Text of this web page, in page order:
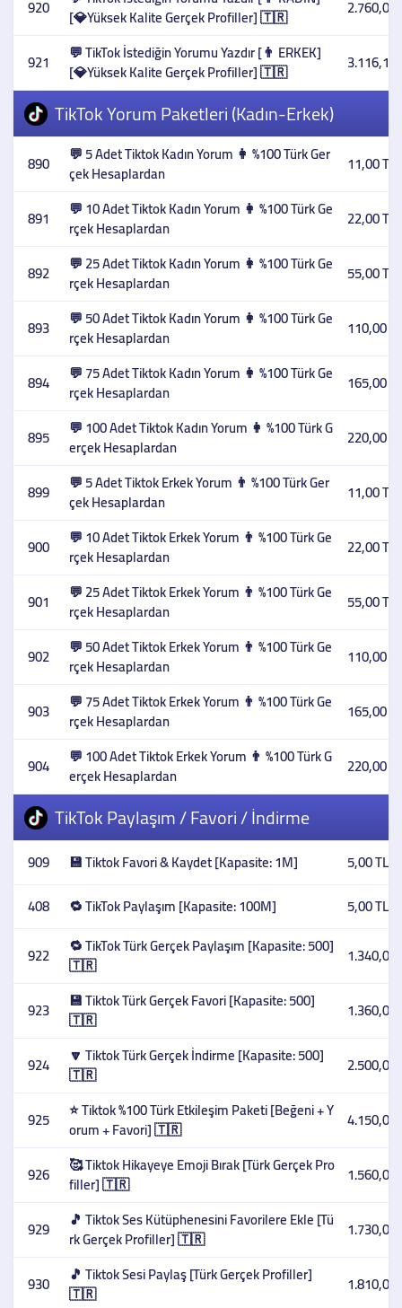
920 [💎Yüksek Kalite Gerçek Profiller] 🇹🇷 2.760,00
921 💬 TikTok İstediğin Yorumu Yazdır [👨 ERKEK]
[💎Yüksek Kalite Gerçek Profiller] 🇹🇷 3.116,10
TikTok Yorum Paketleri (Kadın-Erkek)
890 💬 5 Adet Tiktok Kadın Yorum 👩 %100 Türk Ger
çek Hesaplardan 11,00 TL
891 💬 10 Adet Tiktok Kadın Yorum 👩 %100 Türk Ge
rçek Hesaplardan 22,00 TL
892 💬 25 Adet Tiktok Kadın Yorum 👩 %100 Türk Ge
rçek Hesaplardan 55,00 TL
893 💬 50 Adet Tiktok Kadın Yorum 👩 %100 Türk Ge
rçek Hesaplardan 110,00 TL
894 💬 75 Adet Tiktok Kadın Yorum 👩 %100 Türk Ge
rçek Hesaplardan 165,00 TL
895 💬 100 Adet Tiktok Kadın Yorum 👩 %100 Türk G
erçek Hesaplardan 220,00 TL
899 💬 5 Adet Tiktok Erkek Yorum 👨 %100 Türk Ger
çek Hesaplardan 11,00 TL
900 💬 10 Adet Tiktok Erkek Yorum 👨 %100 Türk Ge
rçek Hesaplardan 22,00 TL
901 💬 25 Adet Tiktok Erkek Yorum 👨 %100 Türk Ge
rçek Hesaplardan 55,00 TL
902 💬 50 Adet Tiktok Erkek Yorum 👨 %100 Türk Ge
rçek Hesaplardan 110,00 TL
903 💬 75 Adet Tiktok Erkek Yorum 👨 %100 Türk Ge
rçek Hesaplardan 165,00 TL
904 💬 100 Adet Tiktok Erkek Yorum 👨 %100 Türk G
erçek Hesaplardan 220,00 TL
TikTok Paylaşım / Favori / İndirme
909 💾 Tiktok Favori & Kaydet [Kapasite: 1M]
5,00 TL
408
🔁 TikTok Paylaşım [Kapasite: 100M]
5,00 TL
922
🔁 TikTok Türk Gerçek Paylaşım [Kapasite: 500]
🇹🇷 1.340,00
923 💾 Tiktok Türk Gerçek Favori [Kapasite: 500]
🇹🇷 1.360,00
924 🔽 Tiktok Türk Gerçek İndirme [Kapasite: 500]
🇹🇷 2.500,00
925 ⭐ Tiktok %100 Türk Etkileşim Paketi [Beğeni + Y
orum + Favori] 🇹🇷 4.150,00
926 🥰 Tiktok Hikayeye Emoji Bırak [Türk Gerçek Pro
filler] 🇹🇷 1.560,00
929 🎵 Tiktok Ses Kütüphenesini Favorilere Ekle [Tü
rk Gerçek Profiller] 🇹🇷 1.730,00
930 🎵 Tiktok Sesi Paylaş [Türk Gerçek Profiller]
🇹🇷 1.810,00